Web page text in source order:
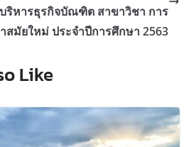
ริหารธุรกิจบัณฑิต สาขาวิชา การ
สมัยใหม่ ประจำปีการศึกษา 2563
Like